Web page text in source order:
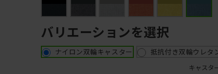
バリエーションを選択
ナイロン双輪キャスター 抵抗付き双輪ウレタ
キャスタ